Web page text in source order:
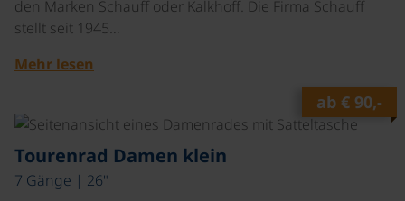
den Marken Schauff oder Kalkhoff. Die Firma Schauff
stellt seit 1945…
Mehr lesen
ab € 90,-
Tourenrad Damen klein
7 Gänge | 26"